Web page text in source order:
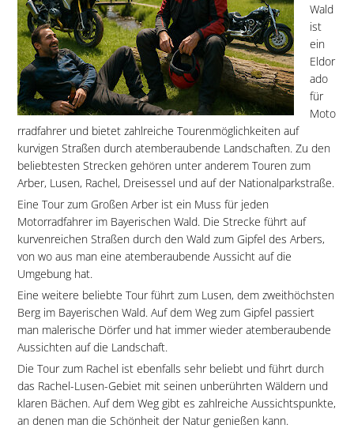
Wald
ist
ein
Eldor
ado
für
Moto
rradfahrer und bietet zahlreiche Tourenmöglichkeiten auf
kurvigen Straßen durch atemberaubende Landschaften. Zu den
beliebtesten Strecken gehören unter anderem Touren zum
Arber, Lusen, Rachel, Dreisessel und auf der Nationalparkstraße.
Eine Tour zum Großen Arber ist ein Muss für jeden
Motorradfahrer im Bayerischen Wald. Die Strecke führt auf
kurvenreichen Straßen durch den Wald zum Gipfel des Arbers,
von wo aus man eine atemberaubende Aussicht auf die
Umgebung hat.
Eine weitere beliebte Tour führt zum Lusen, dem zweithöchsten
Berg im Bayerischen Wald. Auf dem Weg zum Gipfel passiert
man malerische Dörfer und hat immer wieder atemberaubende
Aussichten auf die Landschaft.
Die Tour zum Rachel ist ebenfalls sehr beliebt und führt durch
das Rachel-Lusen-Gebiet mit seinen unberührten Wäldern und
klaren Bächen. Auf dem Weg gibt es zahlreiche Aussichtspunkte,
an denen man die Schönheit der Natur genießen kann.